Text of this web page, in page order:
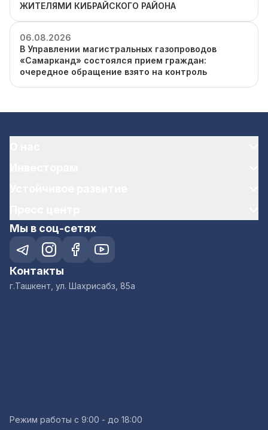
ЖИТЕЛЯМИ КИБРАЙСКОГО РАЙОНА
06.08.2026
В Управлении магистральных газопроводов
«Самарканд» состоялся прием граждан:
очередное обращение взято на контроль
Мы в соц-сетях
Контакты
г.Ташкент, ул. Шахрисабз, 85а
Режим работы с 9:00 - до 18:00